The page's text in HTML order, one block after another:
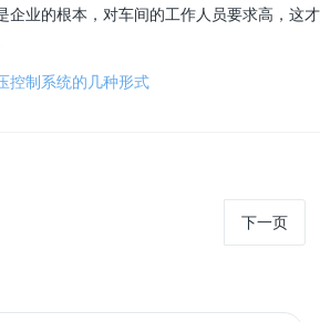
企业的根本，对车间的工作人员要求高，这才
控制系统的几种形式
下一页